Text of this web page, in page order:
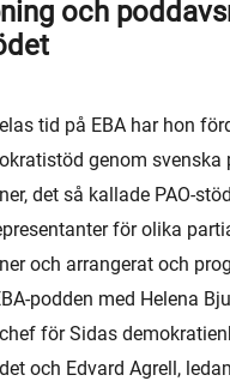
och
tid på EBA har hon
genom svenska
det så kallade PAO-
för olika
och arrangerat och
podden med Helena
för Sidas
och Edvard Agrell,